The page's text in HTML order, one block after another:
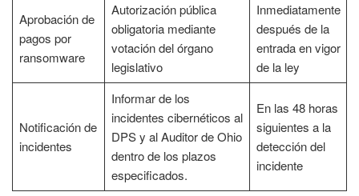
Aprobación de
pagos por
ransomware
Autorización pública
obligatoria mediante
votación del órgano
legislativo
Inmediatamente
después de la
entrada en vigor
de la ley
Notificación de
incidentes
Informar de los
incidentes cibernéticos al
DPS y al Auditor de Ohio
dentro de los plazos
especificados.
En las 48 horas
siguientes a la
detección del
incidente